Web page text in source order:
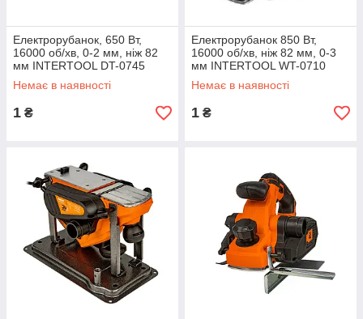
Електрорубанок, 650 Вт,
16000 об/хв, 0-2 мм, ніж 82
мм INTERTOOL DT-0745
Немає в наявності
1 ₴
Eлектрорубанок 850 Вт,
16000 об/хв, ніж 82 мм, 0-3
мм INTERTOOL WT-0710
Немає в наявності
1 ₴